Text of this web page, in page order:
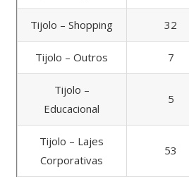
Tijolo – Shopping 32
Tijolo – Outros 7
Tijolo –
Educacional
5
Tijolo – Lajes
Corporativas
53